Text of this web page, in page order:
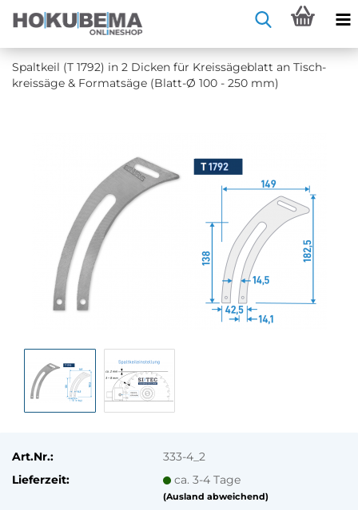
Spalt­keil (T 1792) in 2 Di­cken für Kreis­sä­ge­blatt an Tisch­
kreis­sä­ge & For­mat­sä­ge (Blatt-​Ø 100 - 250 mm)
Art.Nr.:
333-4_2
Lieferzeit:
ca. 3-4 Tage
(Ausland abweichend)